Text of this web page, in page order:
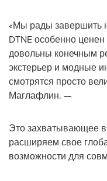
«Мы рады завершить
DTNE особенно
довольны конечным
экстерьер и модные
смотрятся просто
Маглафлин. —
Это захватывающее
расширяем свое
возможности для